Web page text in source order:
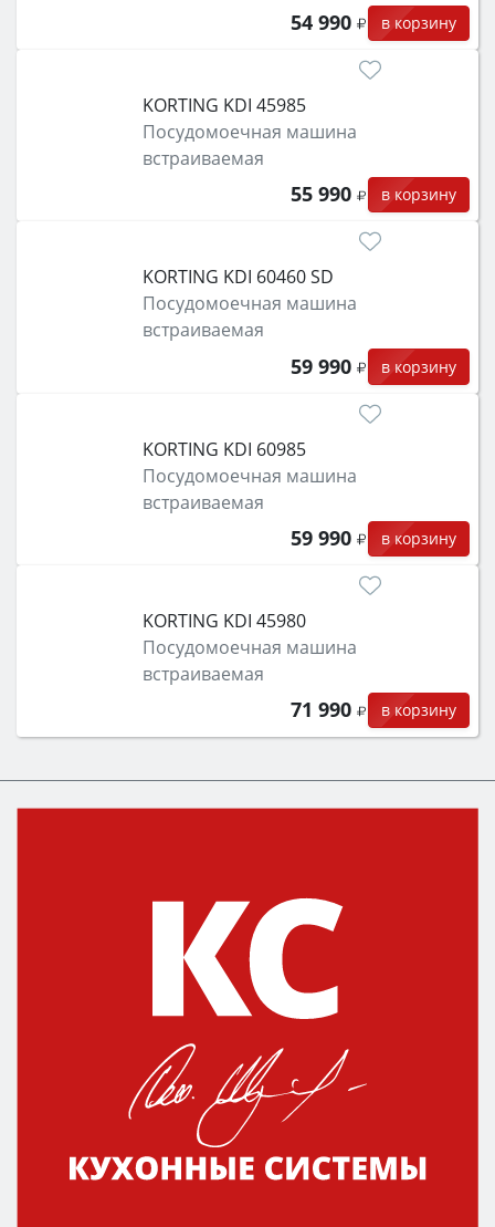
54 990 в корзину
KORTING KDI 45985
Посудомоечная машина
встраиваемая
55 990 в корзину
KORTING KDI 60460 SD
Посудомоечная машина
встраиваемая
59 990 в корзину
KORTING KDI 60985
Посудомоечная машина
встраиваемая
59 990 в корзину
KORTING KDI 45980
Посудомоечная машина
встраиваемая
71 990 в корзину